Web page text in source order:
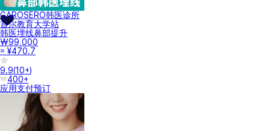
GAROSERO韩医诊所
首尔教育大学站
韩医埋线鼻部提升
₩99,000
≈ ¥470.7
9.9(10+)
400+
应用支付预订